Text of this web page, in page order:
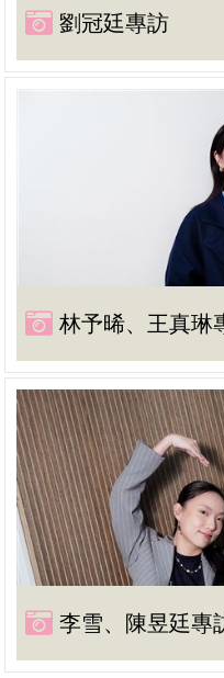
劉冠廷專訪
林予晞、王真琳
李雪、陳昱廷專